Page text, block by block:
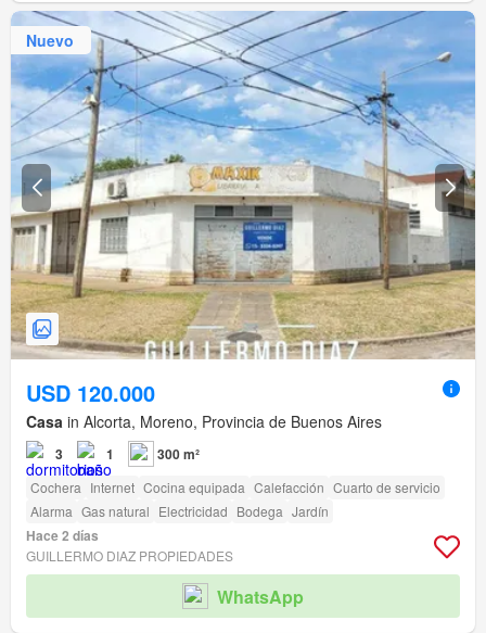
Nuevo
USD 120.000
Casa in Alcorta, Moreno, Provincia de Buenos Aires
3 1 300 m²
Cochera Internet Cocina equipada Calefacción Cuarto de servicio
Alarma Gas natural Electricidad Bodega Jardín
Hace 2 días
GUILLERMO DIAZ PROPIEDADES
WhatsApp